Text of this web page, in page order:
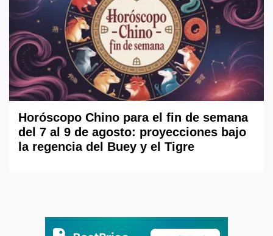
Horóscopo Chino para el fin de semana
del 7 al 9 de agosto: proyecciones bajo
la regencia del Buey y el Tigre